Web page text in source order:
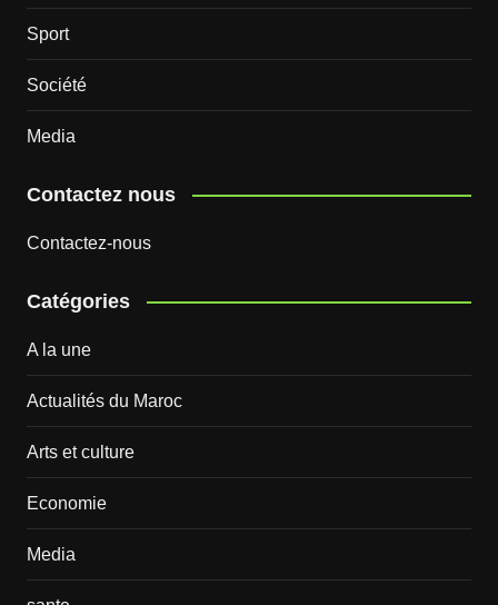
Sport
Société
Media
Contactez nous
Contactez-nous
Catégories
A la une
Actualités du Maroc
Arts et culture
Economie
Media